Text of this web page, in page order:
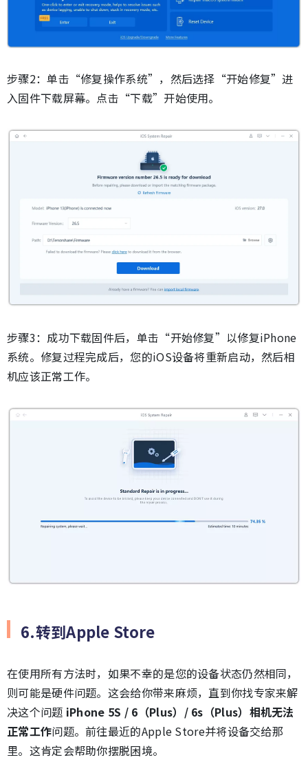
步骤2：单击“修复操作系统”，然后选择“开始修复”进
入固件下载屏幕。点击“下载”开始使用。
步骤3：成功下载固件后，单击“开始修复”以修复iPhone
系统。修复过程完成后，您的iOS设备将重新启动，然后相
机应该正常工作。
6.转到Apple Store
在使用所有方法时，如果不幸的是您的设备状态仍然相同，
则可能是硬件问题。这会给你带来麻烦，直到你找专家来解
决这个问题 iPhone 5S / 6（Plus）/ 6s（Plus）相机无法
正常工作问题。前往最近的Apple Store并将设备交给那
里。这肯定会帮助你摆脱困境。